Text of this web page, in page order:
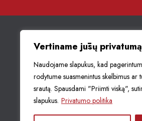
Vertiname jūsų privatumą
Naudojame slapukus, kad
rodytume suasmenintus skelbimus
srautą. Spausdami "Priimti viską",
slapukus. Privatumo politika